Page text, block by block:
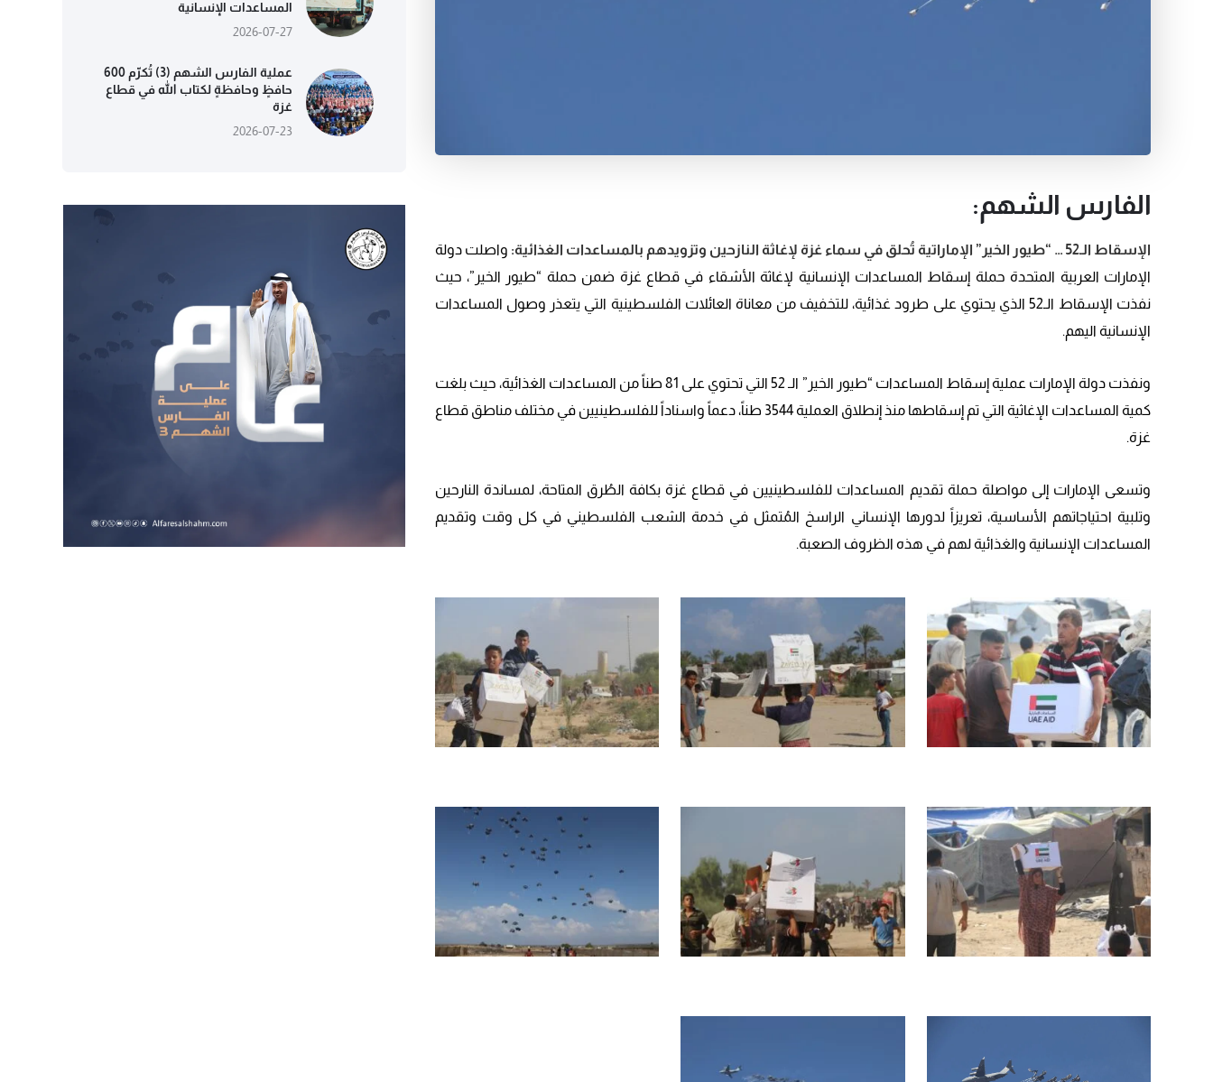
الفارس الشهم:
الإسقاط الـ52 … “طيور الخير” الإماراتية تُحلق في سماء غزة لإغاثة النازحين وتزويدهم بالمساعدات الغذائية:
واصلت دولة
الإمارات العربية المتحدة حملة إسقاط المساعدات الإنسانية لإغاثة الأشقاء في قطاع غزة ضمن حملة “طيور الخير”، حيث
نفذت الإسقاط الـ52 الذي يحتوي على طرود غذائية، للتخفيف من معاناة العائلات الفلسطينية التي يتعذر وصول المساعدات
الإنسانية اليهم.
ونفذت دولة الإمارات عملية إسقاط المساعدات “طيور الخير” الـ 52 التي تحتوي على 81 طناً من المساعدات الغذائية، حيث بلغت
كمية المساعدات الإغاثية التي تم إسقاطها منذ إنطلاق العملية 3544 طناً، دعماً واسناداً للفلسطينيين في مختلف مناطق قطاع
غزة.
وتسعى الإمارات إلى مواصلة حملة تقديم المساعدات للفلسطينيين في قطاع غزة بكافة الطُرق المتاحة، لمساندة النارحين
وتلبية احتياجاتهم الأساسية، تعريزاً لدورها الإنساني الراسخ المُتمثل في خدمة الشعب الفلسطيني في كل وقت وتقديم
المساعدات الإنسانية والغذائية لهم في هذه الظروف الصعبة.
المساعدات الإنسانية
2026-07-27
عملية الفارس الشهم (3) تُكرّم 600
حافظٍ وحافظةٍ لكتاب الله في قطاع
غزة
2026-07-23